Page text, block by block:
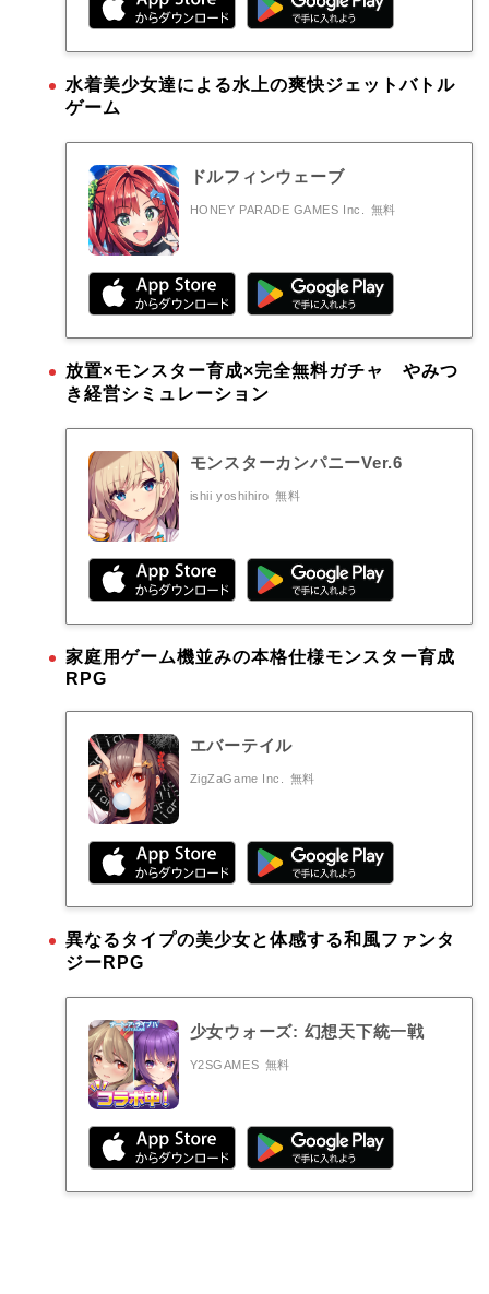
水着美少女達による水上の爽快ジェットバトル
ゲーム
ドルフィンウェーブ
HONEY PARADE GAMES Inc. 無料
放置×モンスター育成×完全無料ガチャ やみつ
き経営シミュレーション
モンスターカンパニーVer.6
ishii yoshihiro 無料
家庭用ゲーム機並みの本格仕様モンスター育成
RPG
エバーテイル
ZigZaGame Inc. 無料
異なるタイプの美少女と体感する和風ファンタ
ジーRPG
少女ウォーズ: 幻想天下統一戦
Y2SGAMES 無料